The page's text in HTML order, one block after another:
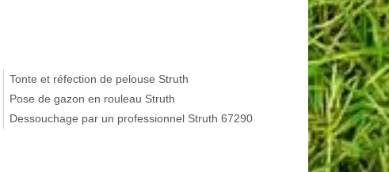
Tonte et réfection de pelouse Struth
Pose de gazon en rouleau Struth
Dessouchage par un professionnel Struth 67290